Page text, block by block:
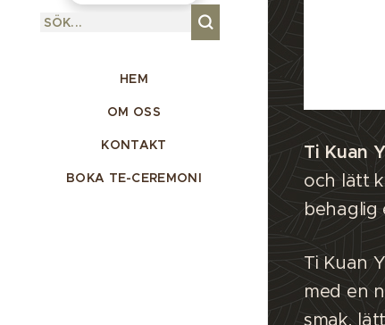
HEM
OM OSS
KONTAKT
BOKA TE-CEREMONI
Ti Kuan
och lätt
behaglig
Ti Kuan
med en
smak,